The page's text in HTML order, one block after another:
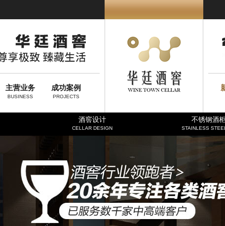
主营业务
BUSINESS
成功案例
PROJECTS
酒窖设计
CELLAR DESIGN
不锈钢酒
STAINLESS